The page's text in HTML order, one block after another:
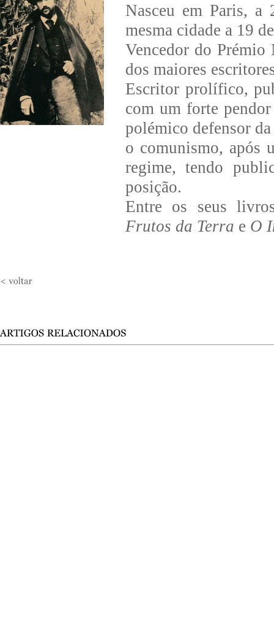
Nasceu em Paris,
mesma cidade a 19
Vencedor do
dos maiores
Escritor prolífico,
com um forte
polémico defensor
o comunismo, após
regime, tendo
posição.
Entre os seus
Frutos da Terra e O